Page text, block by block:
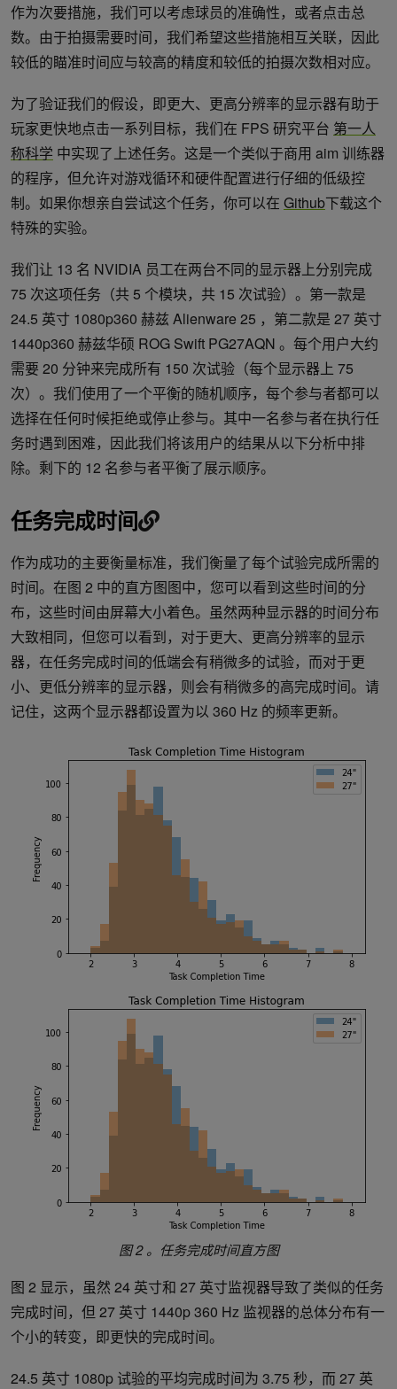
作为次要措施，我们可以考虑球员的准确性，或者点击总
数。由于拍摄需要时间，我们希望这些措施相互关联，因此
较低的瞄准时间应与较高的精度和较低的拍摄次数相对应。
为了验证我们的假设，即更大、更高分辨率的显示器有助于
玩家更快地点击一系列目标，我们在 FPS 研究平台 第一人
称科学 中实现了上述任务。这是一个类似于商用 aim 训练器
的程序，但允许对游戏循环和硬件配置进行仔细的低级控
制。如果你想亲自尝试这个任务，你可以在 Github下载这个
特殊的实验。
我们让 13 名 NVIDIA 员工在两台不同的显示器上分别完成
75 次这项任务（共 5 个模块，共 15 次试验）。第一款是
24.5 英寸 1080p360 赫兹 Alienware 25 ，第二款是 27 英寸
1440p360 赫兹华硕 ROG Swift PG27AQN 。每个用户大约
需要 20 分钟来完成所有 150 次试验（每个显示器上 75
次）。我们使用了一个平衡的随机顺序，每个参与者都可以
选择在任何时候拒绝或停止参与。其中一名参与者在执行任
务时遇到困难，因此我们将该用户的结果从以下分析中排
除。剩下的 12 名参与者平衡了展示顺序。
任务完成时间
作为成功的主要衡量标准，我们衡量了每个试验完成所需的
时间。在图 2 中的直方图图中，您可以看到这些时间的分
布，这些时间由屏幕大小着色。虽然两种显示器的时间分布
大致相同，但您可以看到，对于更大、更高分辨率的显示
器，在任务完成时间的低端会有稍微多的试验，而对于更
小、更低分辨率的显示器，则会有稍微多的高完成时间。请
记住，这两个显示器都设置为以 360 Hz 的频率更新。
图 2 。任务完成时间直方图
图 2 显示，虽然 24 英寸和 27 英寸监视器导致了类似的任务
完成时间，但 27 英寸 1440p 360 Hz 监视器的总体分布有一
个小的转变，即更快的完成时间。
24.5 英寸 1080p 试验的平均完成时间为 3.75 秒，而 27 英